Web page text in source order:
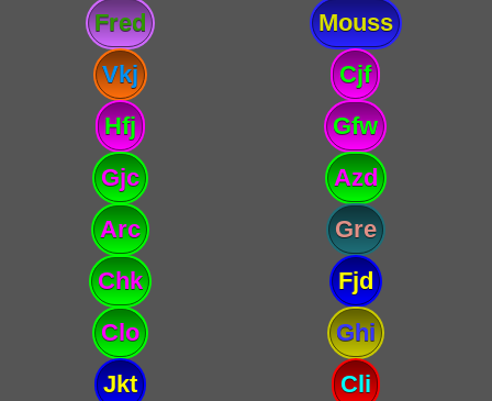
Fred
Mouss
Vkj
Cjf
Hfj
Gfw
Gjc
Azd
Arc
Gre
Chk
Fjd
Clo
Ghi
Jkt
Cli